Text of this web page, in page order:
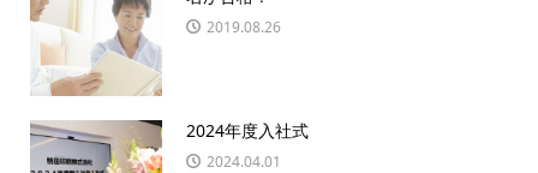
2019.08.26
2024年度入社式
2024.04.01